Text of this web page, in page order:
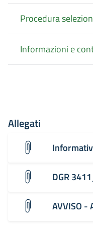
Procedura
Informazioni e
Allegati
DGR
AVVISO -